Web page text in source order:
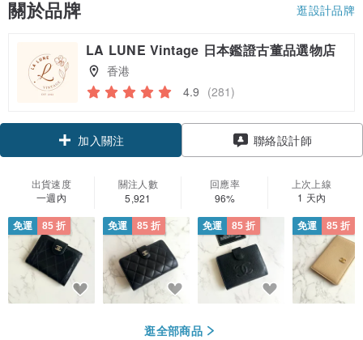
關於品牌 逛設計品牌
LA LUNE Vintage 日本鑑證古董品選物店
香港
4.9 (281)
領優惠券
加入關注
聯絡設計師
出貨速度
一週內
關注人數
5,921
回應率
96%
上次上線
1 天內
免運 85 折 免運 85 折 免運 85 折 免運 85 折
逛全部商品